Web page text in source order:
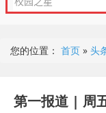
您的位置： 首页 » 头
第一报道 | 周